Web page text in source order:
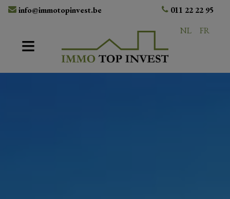
info@immotopinvest.be
011 22 22 95
NL
FR